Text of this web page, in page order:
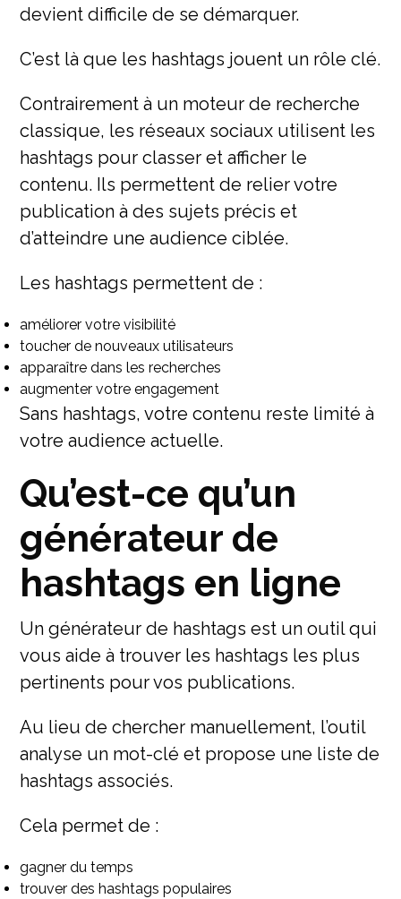
devient difficile de se démarquer.
C’est là que les hashtags jouent un rôle clé.
Contrairement à un moteur de recherche
classique, les réseaux sociaux utilisent les
hashtags pour classer et afficher le
contenu. Ils permettent de relier votre
publication à des sujets précis et
d’atteindre une audience ciblée.
Les hashtags permettent de :
améliorer votre visibilité
toucher de nouveaux utilisateurs
apparaître dans les recherches
augmenter votre engagement
Sans hashtags, votre contenu reste limité à
votre audience actuelle.
Qu’est-ce qu’un
générateur de
hashtags en ligne
Un générateur de hashtags est un outil qui
vous aide à trouver les hashtags les plus
pertinents pour vos publications.
Au lieu de chercher manuellement, l’outil
analyse un mot-clé et propose une liste de
hashtags associés.
Cela permet de :
gagner du temps
trouver des hashtags populaires